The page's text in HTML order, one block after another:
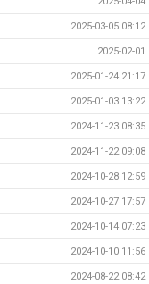
2025-03-05 08:12
2025-02-01
2025-01-24 21:17
2025-01-03 13:22
2024-11-23 08:35
2024-11-22 09:08
2024-10-28 12:59
2024-10-27 17:57
2024-10-14 07:23
2024-10-10 11:56
2024-08-22 08:42